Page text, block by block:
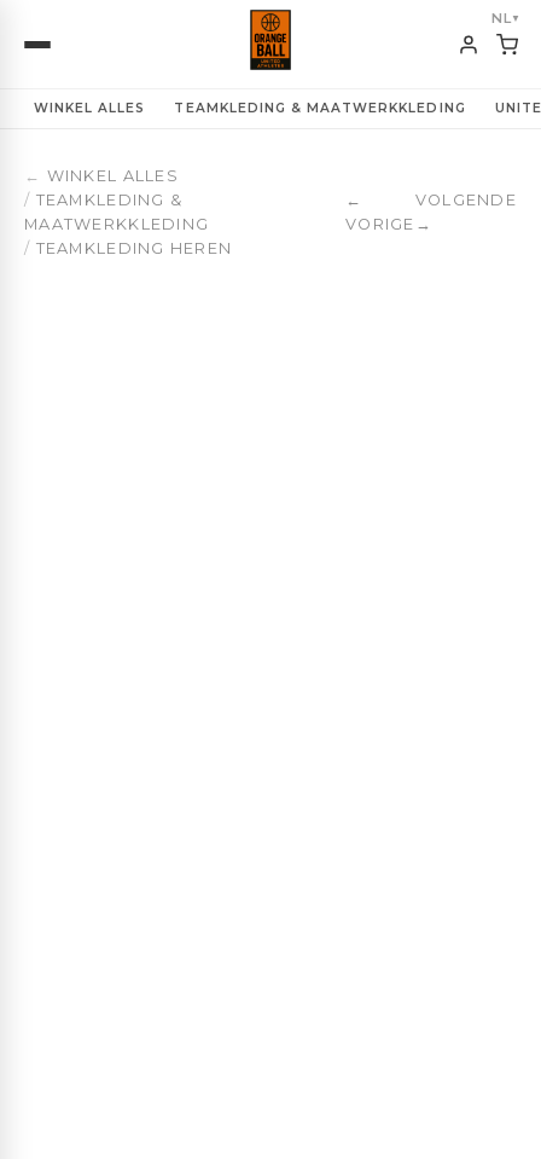
NL ▼
WINKEL ALLES TEAMKLEDING & MAATWERKKLEDING
← WINKEL ALLES
/ TEAMKLEDING &
MAATWERKKLEDING
/ TEAMKLEDING HEREN
←
VORIGE
VOLGENDE
→
Omkeerbaar basketbaltrainingspak voor heren |